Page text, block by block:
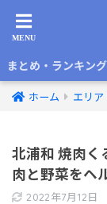
まとめ・ランキング
ホーム エリア
北浦和 焼肉く
肉と野菜をヘ
2022年7月12日